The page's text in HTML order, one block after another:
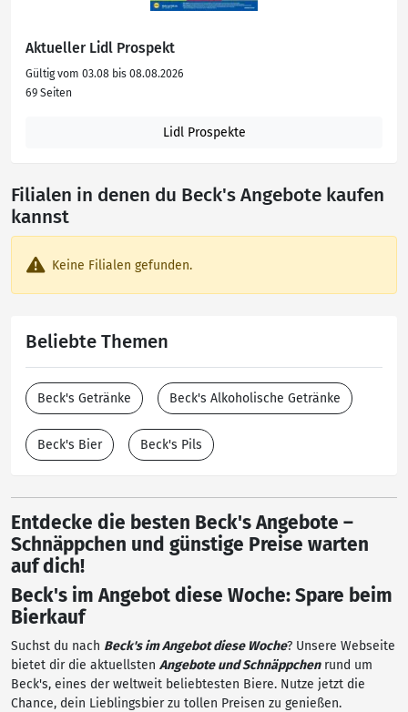
Aktueller Lidl Prospekt
Gültig vom 03.08 bis 08.08.2026
69 Seiten
Lidl Prospekte
Filialen in denen du Beck's Angebote kaufen
kannst
Keine Filialen gefunden.
Beliebte Themen
Beck's Getränke Beck's Alkoholische Getränke
Beck's Bier Beck's Pils
Entdecke die besten Beck's Angebote –
Schnäppchen und günstige Preise warten
auf dich!
Beck's im Angebot diese Woche: Spare beim
Bierkauf
Suchst du nach Beck's im Angebot diese Woche? Unsere Webseite
bietet dir die aktuellsten Angebote und Schnäppchenrund um
Beck's, eines der weltweit beliebtesten Biere. Nutze jetzt die
Chance, dein Lieblingsbier zu tollen Preisen zu genießen.